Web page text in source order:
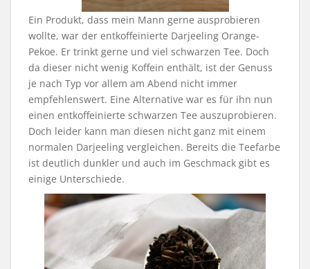
Ein Produkt, dass mein Mann gerne ausprobieren
wollte, war der entkoffeinierte Darjeeling Orange-
Pekoe. Er trinkt gerne und viel schwarzen Tee. Doch
da dieser nicht wenig Koffein enthält, ist der Genuss
je nach Typ vor allem am Abend nicht immer
empfehlenswert. Eine Alternative war es für ihn nun
einen entkoffeinierte schwarzen Tee auszuprobieren.
Doch leider kann man diesen nicht ganz mit einem
normalen Darjeeling vergleichen. Bereits die Teefarbe
ist deutlich dunkler und auch im Geschmack gibt es
einige Unterschiede.